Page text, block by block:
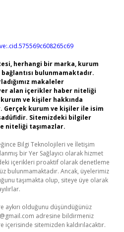
herhangi bir marka, kurum
bulunmamaktadır.
makaleler
alan içerikler haber niteliği
ve kişiler hakkında
Gerçek kurum ve kişiler ile isim
Sitemizdeki bilgiler
niteliği taşımazlar.
Bilgi Teknolojileri ve İletişim
bir Yer Sağlayıcı olarak hizmet
içerikleri proaktif olarak denetleme
bulunmamaktadır. Ancak, üyelerimiz
taşımakta olup, siteye üye olarak
aykırı olduğunu düşündüğünüz
adresine bildirmeniz
içerisinde sitemizden kaldırılacaktır.